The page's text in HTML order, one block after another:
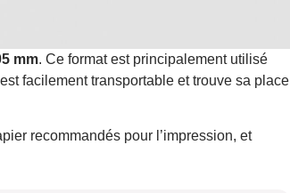
mm. Ce format est principalement utilisé
facilement transportable et trouve sa place
recommandés pour l’impression, et